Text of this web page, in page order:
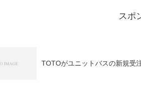
スポ
TOTOがユニットバスの新規受